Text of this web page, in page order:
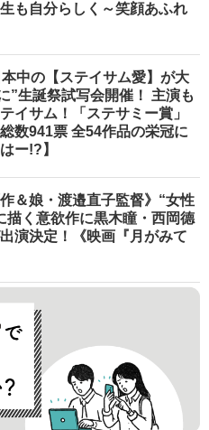
も自分らしく～笑顔あふれ
本中の【ステイサム愛】が大
”生誕祭試写会開催！ 主演も
イサム！「ステサミー賞」
数941票 全54作品の栄冠に
ー!?】
作＆娘・渡邉直子監督》“女性
描く意欲作に黒木瞳・西岡德
演決定！《映画『月がみて